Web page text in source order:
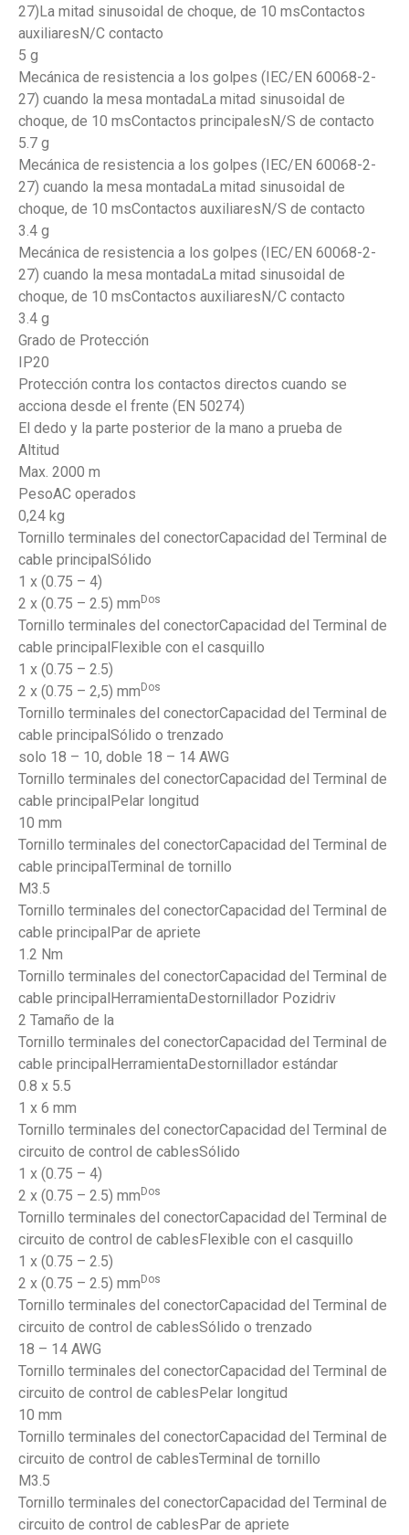
27)La mitad sinusoidal de choque, de 10 msContactos
auxiliaresN/C contacto
5 g
Mecánica de resistencia a los golpes (IEC/EN 60068-2-
27) cuando la mesa montadaLa mitad sinusoidal de
choque, de 10 msContactos principalesN/S de contacto
5.7 g
Mecánica de resistencia a los golpes (IEC/EN 60068-2-
27) cuando la mesa montadaLa mitad sinusoidal de
choque, de 10 msContactos auxiliaresN/S de contacto
3.4 g
Mecánica de resistencia a los golpes (IEC/EN 60068-2-
27) cuando la mesa montadaLa mitad sinusoidal de
choque, de 10 msContactos auxiliaresN/C contacto
3.4 g
Grado de Protección
IP20
Protección contra los contactos directos cuando se
acciona desde el frente (EN 50274)
El dedo y la parte posterior de la mano a prueba de
Altitud
Max. 2000 m
PesoAC operados
0,24 kg
Tornillo terminales del conectorCapacidad del Terminal de
cable principalSólido
1 x (0.75 – 4)
2 x (0.75 – 2.5) mm Dos
Tornillo terminales del conectorCapacidad del Terminal de
cable principalFlexible con el casquillo
1 x (0.75 – 2.5)
2 x (0.75 – 2,5) mm Dos
Tornillo terminales del conectorCapacidad del Terminal de
cable principalSólido o trenzado
solo 18 – 10, doble 18 – 14 AWG
Tornillo terminales del conectorCapacidad del Terminal de
cable principalPelar longitud
10 mm
Tornillo terminales del conectorCapacidad del Terminal de
cable principalTerminal de tornillo
M3.5
Tornillo terminales del conectorCapacidad del Terminal de
cable principalPar de apriete
1.2 Nm
Tornillo terminales del conectorCapacidad del Terminal de
cable principalHerramientaDestornillador Pozidriv
2 Tamaño de la
Tornillo terminales del conectorCapacidad del Terminal de
cable principalHerramientaDestornillador estándar
0.8 x 5.5
1 x 6 mm
Tornillo terminales del conectorCapacidad del Terminal de
circuito de control de cablesSólido
1 x (0.75 – 4)
2 x (0.75 – 2.5) mm Dos
Tornillo terminales del conectorCapacidad del Terminal de
circuito de control de cablesFlexible con el casquillo
1 x (0.75 – 2.5)
2 x (0.75 – 2.5) mm Dos
Tornillo terminales del conectorCapacidad del Terminal de
circuito de control de cablesSólido o trenzado
18 – 14 AWG
Tornillo terminales del conectorCapacidad del Terminal de
circuito de control de cablesPelar longitud
10 mm
Tornillo terminales del conectorCapacidad del Terminal de
circuito de control de cablesTerminal de tornillo
M3.5
Tornillo terminales del conectorCapacidad del Terminal de
circuito de control de cablesPar de apriete